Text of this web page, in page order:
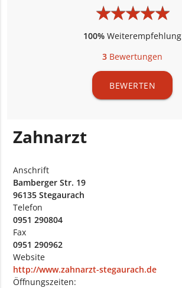
★★★★★
★★★★★
100% Weiterempfehlung
3 Bewertungen
BEWERTEN
Zahnarzt
Anschrift
Bamberger Str. 19
96135 Stegaurach
Telefon
0951 290804
Fax
0951 290962
Website
http://www.zahnarzt-stegaurach.de
Öffnungszeiten: